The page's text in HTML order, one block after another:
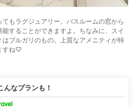
もラグジュアリー。バスルームの窓から
することができますよ。ちなみに、スイ
ブルガリのもの。上質なアメニティが特
すね♡
んなプランも！